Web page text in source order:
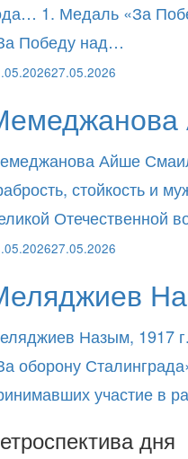
1. Медаль «За
Победу над…
27.05.2026
Айше
стойкость и
Отечественной
27.05.2026
Назым, 1917
оборону
участие в
дня